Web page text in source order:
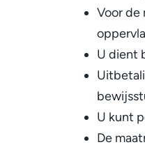
Voor de
U dient
U kunt
De